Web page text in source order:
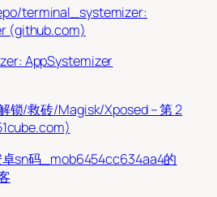
terminal_systemizer:
(github.com)
AppSystemizer
锁/救砖/Magisk/Xposed – 第 2
sn码_mob6454cc634aa4的